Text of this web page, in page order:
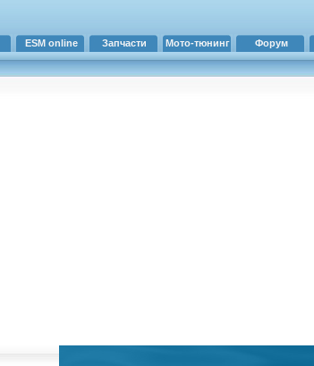
ESM online Запчасти Мото-тюнинг Форум